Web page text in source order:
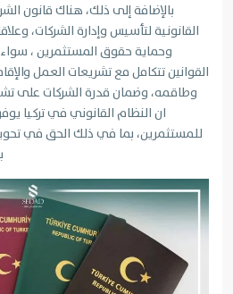
بالإضافة إلى ذلك، هناك قانون
القانونية لتأسيس وإدارة الشركات،
وحماية حقوق المستثمرين ، سواء
القوانين تتكامل مع تشريعات العمل
وطاقمه، وضمان قدرة الشركات على
ان النظام القانوني في تركيا
للمستثمرين، بما في ذلك الحق في تحويل